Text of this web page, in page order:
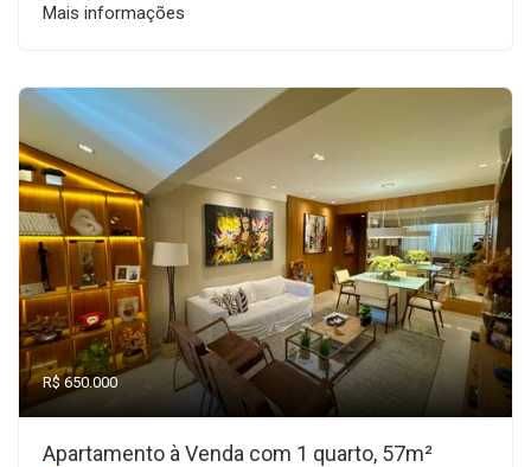
Mais informações
R$ 650.000
Apartamento à Venda com 1 quarto, 57m²